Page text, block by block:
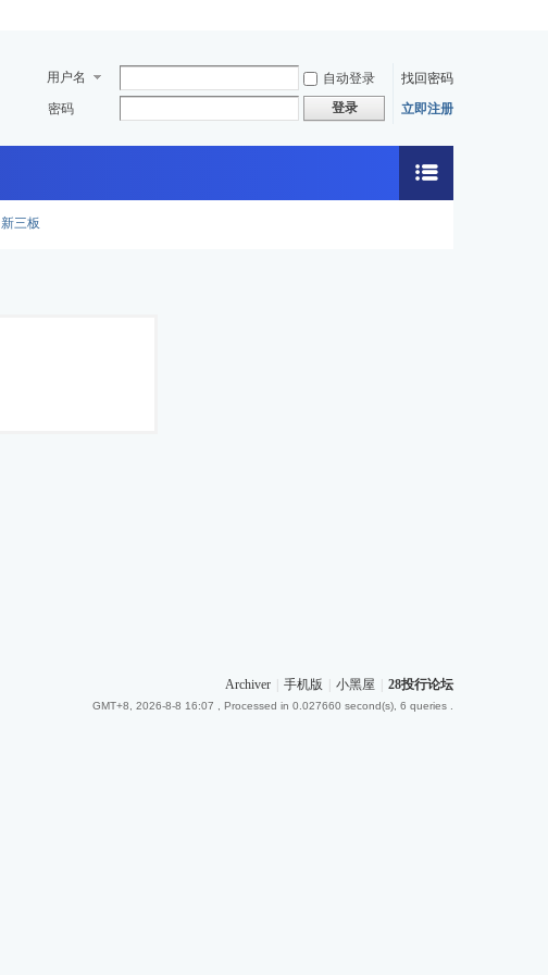
用户名 自动登录
找回密码
密码
登录 立即注册
新三板
Archiver 手机版 小黑屋 28投行论坛
GMT+8, 2026-8-8 16:07 , Processed in 0.027660 second(s), 6 queries .